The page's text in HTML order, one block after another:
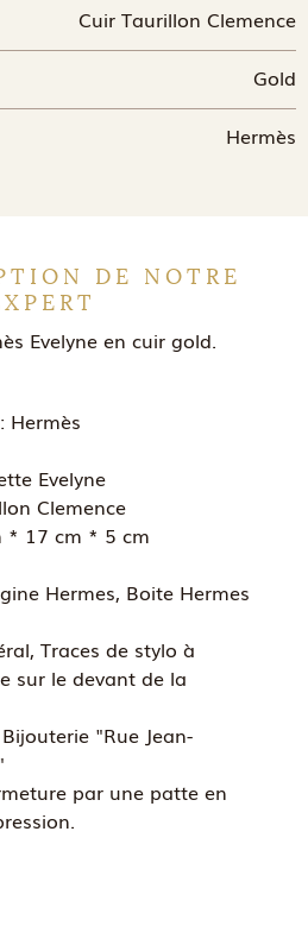
Cuir Taurillon Clemence
Gold
Hermès
DE NOTRE
Evelyne en cuir gold.
Hermès
Evelyne
Clemence
* 17 cm * 5 cm
Hermes, Boite Hermes
Traces de stylo à
sur le devant de la
Bijouterie "Rue Jean-
par une patte en